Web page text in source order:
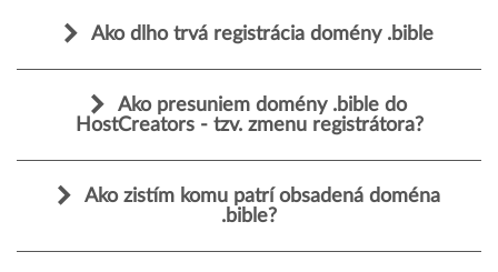
Ako dlho trvá registrácia domény .bible
Ako presuniem domény .bible do
HostCreators - tzv. zmenu registrátora?
Ako zistím komu patrí obsadená doména
.bible?